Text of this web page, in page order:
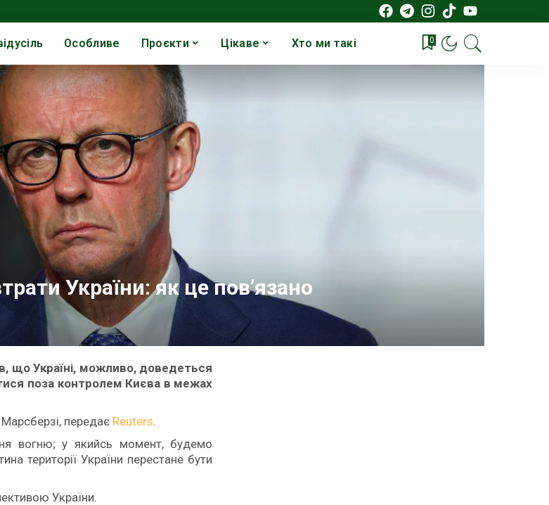
Особливе Проєкти Цікаве Хто ми такі 0
України: як це пов’язано
що Україні, можливо, доведеться
поза контролем Києва в межах
Марсберзі, передає Reuters.
вогню; у якийсь момент, будемо
території України перестане бути
України.